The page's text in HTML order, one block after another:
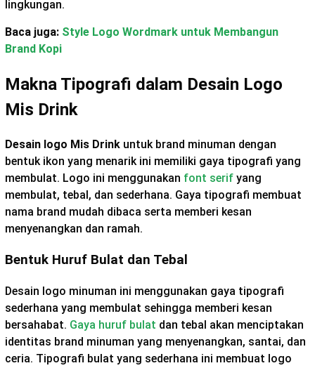
lingkungan.
Baca juga: Style Logo Wordmark untuk Membangun
Brand Kopi
Makna Tipografi dalam Desain Logo
Mis Drink
Desain logo Mis Drink untuk brand minuman dengan
bentuk ikon yang menarik ini memiliki gaya tipografi yang
membulat. Logo ini menggunakan font serif yang
membulat, tebal, dan sederhana. Gaya tipografi membuat
nama brand mudah dibaca serta memberi kesan
menyenangkan dan ramah.
Bentuk Huruf Bulat dan Tebal
Desain logo minuman ini menggunakan gaya tipografi
sederhana yang membulat sehingga memberi kesan
bersahabat. Gaya huruf bulat dan tebal akan menciptakan
identitas brand minuman yang menyenangkan, santai, dan
ceria. Tipografi bulat yang sederhana ini membuat logo